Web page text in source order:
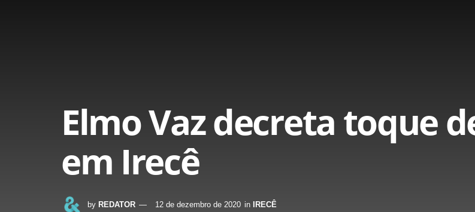
Elmo Vaz decreta toque
em Irecê
by REDATOR 12 de dezembro de 2020 in IRECÊ